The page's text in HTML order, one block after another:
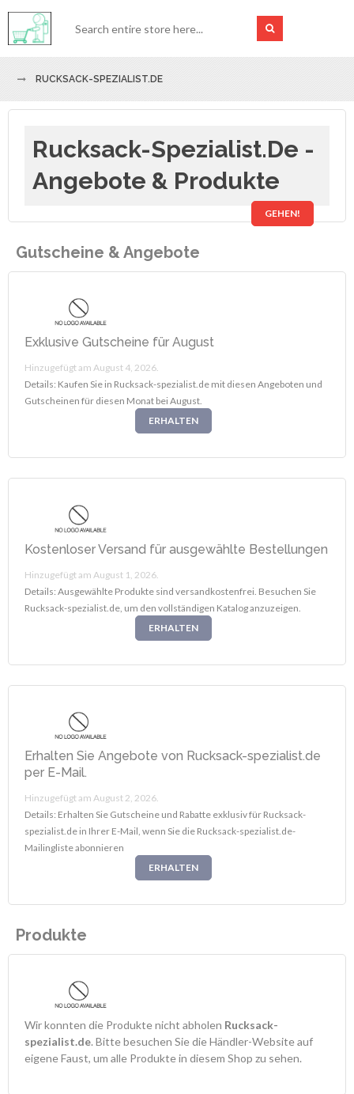
RUCKSACK-SPEZIALIST.DE
Rucksack-Spezialist.de -
Angebote & Produkte
GEHEN!
Gutscheine & Angebote
Exklusive Gutscheine für August
Hinzugefügt am August 4, 2026.
Details: Kaufen Sie in Rucksack-spezialist.de mit diesen Angeboten und
Gutscheinen für diesen Monat bei August.
ERHALTEN
Kostenloser Versand für ausgewählte Bestellungen
Hinzugefügt am August 1, 2026.
Details: Ausgewählte Produkte sind versandkostenfrei. Besuchen Sie
Rucksack-spezialist.de, um den vollständigen Katalog anzuzeigen.
ERHALTEN
Erhalten Sie Angebote von Rucksack-spezialist.de
per E-Mail.
Hinzugefügt am August 2, 2026.
Details: Erhalten Sie Gutscheine und Rabatte exklusiv für Rucksack-
spezialist.de in Ihrer E-Mail, wenn Sie die Rucksack-spezialist.de-
Mailingliste abonnieren
ERHALTEN
Produkte
Wir konnten die Produkte nicht abholen Rucksack-
spezialist.de. Bitte besuchen Sie die Händler-Website auf
eigene Faust, um alle Produkte in diesem Shop zu sehen.